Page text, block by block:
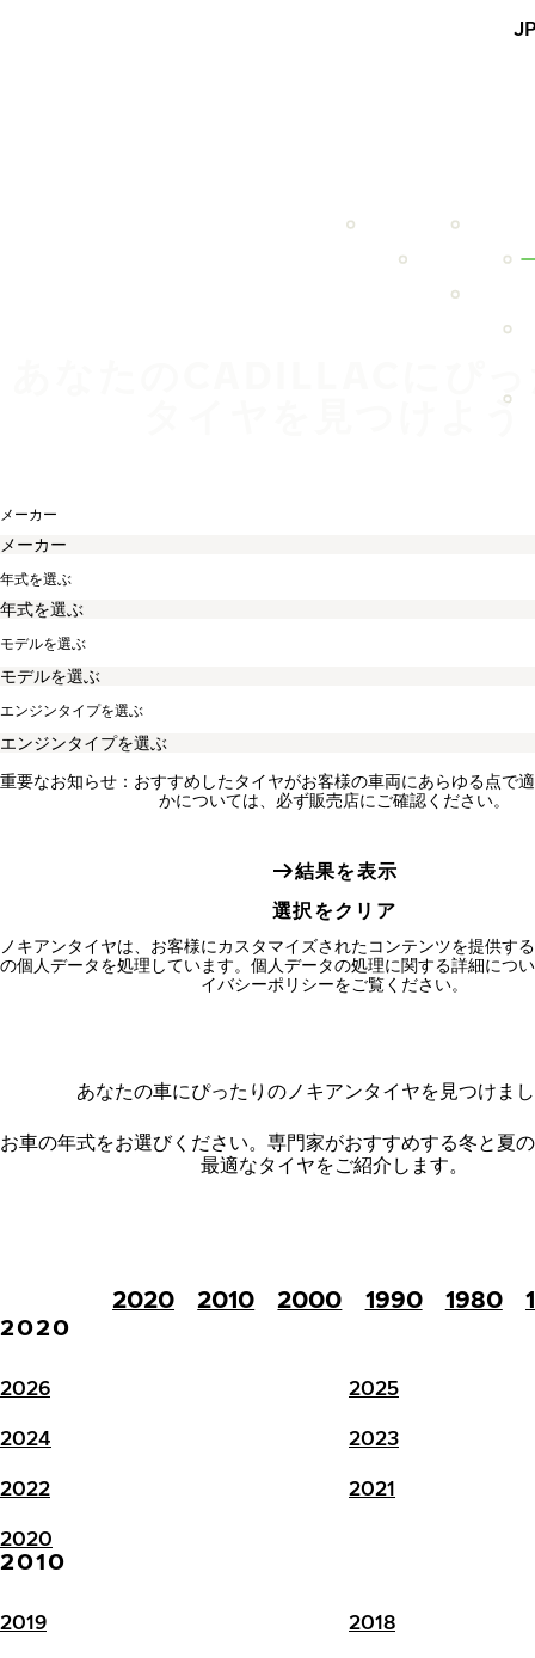
タイヤを見つけよう
メーカー
年式を選ぶ
モデルを選ぶ
エンジンタイプを選ぶ
重要なお知らせ：おすすめしたタイヤがお客様の車両にあらゆる点で
かについては、必ず販売店にご確認ください。
結果を表示
選択をクリア
ノキアンタイヤは、お客様にカスタマイズされたコンテンツを提供す
の個人データを処理しています。個人データの処理に関する詳細につ
イバシーポリシーをご覧ください。
あなたの車にぴったりのノキアンタイヤを見つけま
お車の年式をお選びください。 専門家がおすすめする冬と夏
最適なタイヤをご紹介します。
2020 2010 2000 1990 1980
2020
2026 2025
2024 2023
2022 2021
2020
2010
2019 2018